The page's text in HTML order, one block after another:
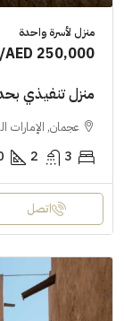
منزل لأسرة واحدة
AED 250,000
منزل تنفيذي
عجمان, الإمارات
3
2
اتصل